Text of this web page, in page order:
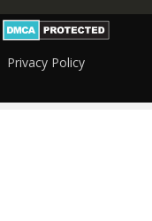
Privacy Policy